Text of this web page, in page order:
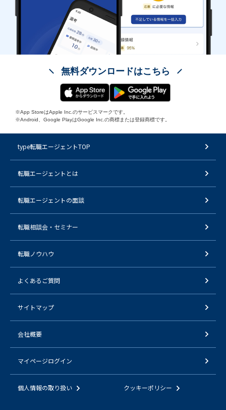
無料ダウンロードはこちら
※App StoreはApple Inc.のサービスマークです。
※Android、Google PlayはGoogle Inc.の商標または登録商標です。
type転職エージェントTOP
転職エージェントとは
転職エージェントの面談
転職相談会・セミナー
転職ノウハウ
よくあるご質問
サイトマップ
会社概要
マイページログイン
個人情報の取り扱い クッキーポリシー